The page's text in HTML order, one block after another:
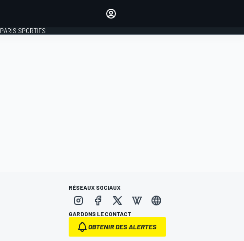
PARIS SPORTIFS
RÉSEAUX SOCIAUX
GARDONS LE CONTACT
OBTENIR DES ALERTES